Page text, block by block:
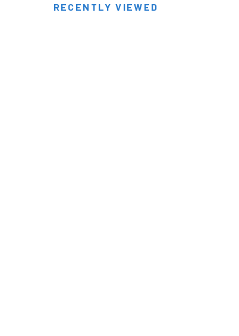
RECENTLY VIEWED